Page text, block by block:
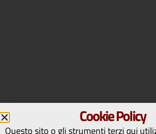
Cookie Policy
Questo sito o gli strumenti terzi qui